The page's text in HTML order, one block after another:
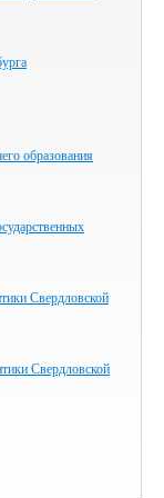
образования
Свердловской
Свердловской